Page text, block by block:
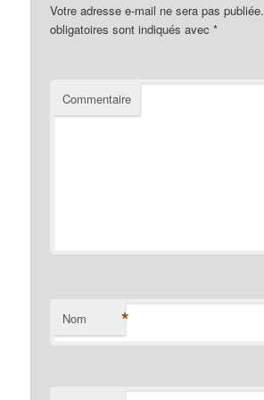
Votre adresse e-mail ne sera pas publiée.
obligatoires sont indiqués avec*
Commentaire
Nom *